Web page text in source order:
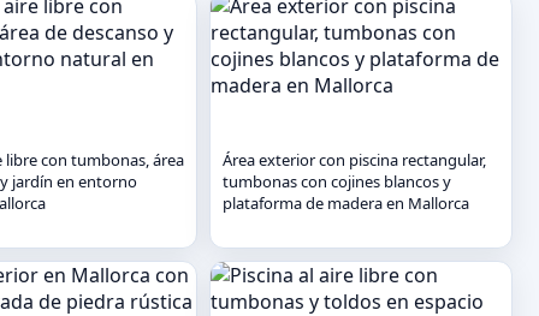
libre con tumbonas, área
jardín en entorno
Área exterior con piscina rectangular,
tumbonas con cojines blancos y
plataforma de madera en Mallorca